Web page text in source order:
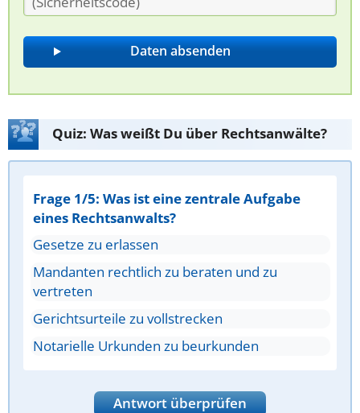
Quiz: Was weißt Du über Rechtsanwälte?
Frage 1/5: Was ist eine zentrale Aufgabe
eines Rechtsanwalts?
Gesetze zu erlassen
Mandanten rechtlich zu beraten und zu
vertreten
Gerichtsurteile zu vollstrecken
Notarielle Urkunden zu beurkunden
Antwort überprüfen